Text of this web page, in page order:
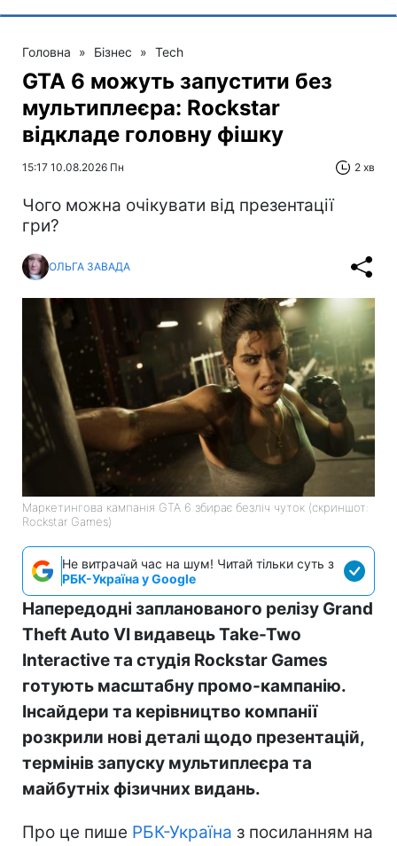
Головна » Бізнес » Tech
GTA 6 можуть запустити без
мультиплеєра: Rockstar
відкладе головну фішку
15:17 10.08.2026 Пн 2 хв
Чого можна очікувати від презентації
гри?
ОЛЬГА ЗАВАДА
Маркетингова кампанія GTA 6 збирає безліч чуток (скриншот:
Rockstar Games)
Не витрачай час на шум! Читай тільки суть з
РБК-Україна у Google
Напередодні запланованого релізу Grand
Theft Auto VI видавець Take-Two
Interactive та студія Rockstar Games
готують масштабну промо-кампанію.
Інсайдери та керівництво компанії
розкрили нові деталі щодо презентацій,
термінів запуску мультиплеєра та
майбутніх фізичних видань.
Про це пише РБК-Україна з посиланням на